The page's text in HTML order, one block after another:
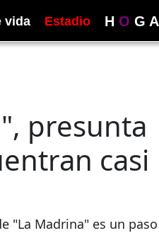
vida Estadio H O G A
presunta
casi
"La Madrina" es un paso